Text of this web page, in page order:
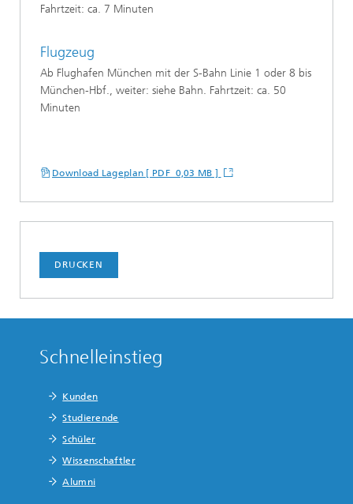
Fahrtzeit: ca. 7 Minuten
Flugzeug
Ab Flughafen München mit der S-Bahn Linie 1 oder 8 bis
München-Hbf., weiter: siehe Bahn. Fahrtzeit: ca. 50
Minuten
Download Lageplan [ PDF 0,03 MB ]
DRUCKEN
Schnelleinstieg
Kunden
Studierende
Schüler
Wissenschaftler
Alumni